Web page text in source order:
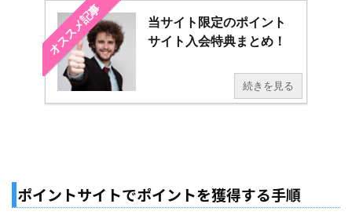
オススメ記事
当サイト限定のポイント
サイト入会特典まとめ！
続きを見る
ポイントサイトでポイントを獲得する手順